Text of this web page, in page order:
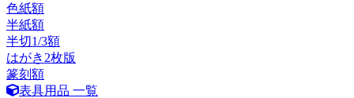
色紙額
半紙額
半切1/3額
はがき2枚版
篆刻額
表具用品 一覧